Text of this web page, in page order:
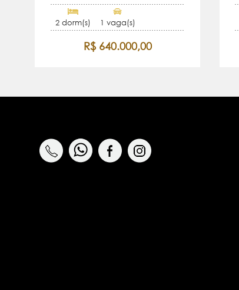
2 dorm(s) 1 vaga(s)
R$ 640.000,00